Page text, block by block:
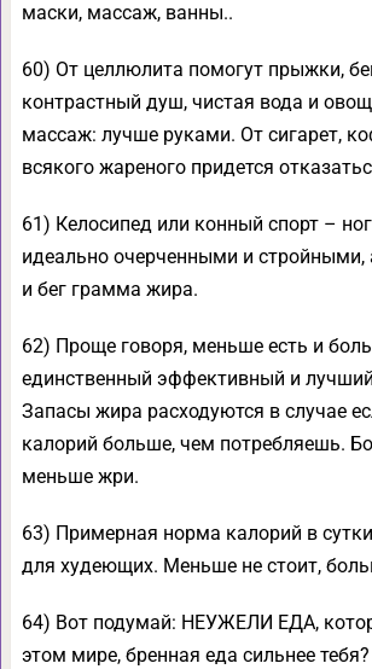
маски, массаж, ванны..
60) От целлюлита помогут прыжки,
контрастный душ, чистая вода и
массаж: лучше руками. От сигарет,
всякого жареного придется
61) Келосипед или конный спорт –
идеально очерченными и стройными,
и бег грамма жира.
62) Проще говоря, меньше есть и
единственный эффективный и
Запасы жира расходуются в случае
калорий больше, чем потребляешь.
меньше жри.
63) Примерная норма калорий в
для худеющих. Меньше не стоит,
64) Вот подумай: НЕУЖЕЛИ ЕДА,
этом мире, бренная еда сильнее